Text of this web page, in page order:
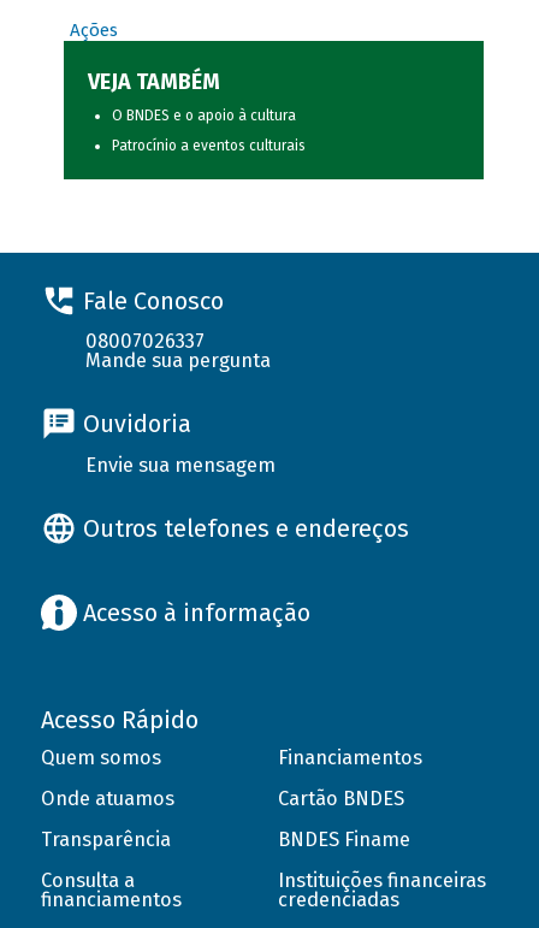
Ações
VEJA TAMBÉM
O BNDES e o apoio à cultura
Patrocínio a eventos culturais
Fale Conosco
08007026337
Mande sua pergunta
Ouvidoria
Envie sua mensagem
Outros telefones e endereços
Acesso à informação
Acesso Rápido
Quem somos
Onde atuamos
Transparência
Consulta a
financiamentos
Financiamentos
Cartão BNDES
BNDES Finame
Instituições financeiras
credenciadas